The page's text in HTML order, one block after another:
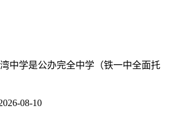
中学是公办完全中学（铁一中全面托
08-10